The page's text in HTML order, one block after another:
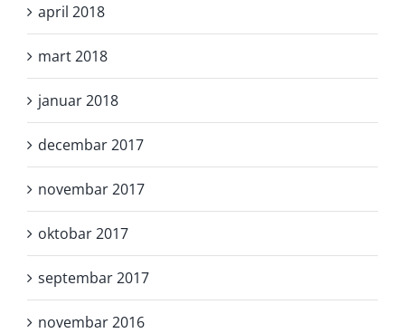
april 2018
mart 2018
januar 2018
decembar 2017
novembar 2017
oktobar 2017
septembar 2017
novembar 2016